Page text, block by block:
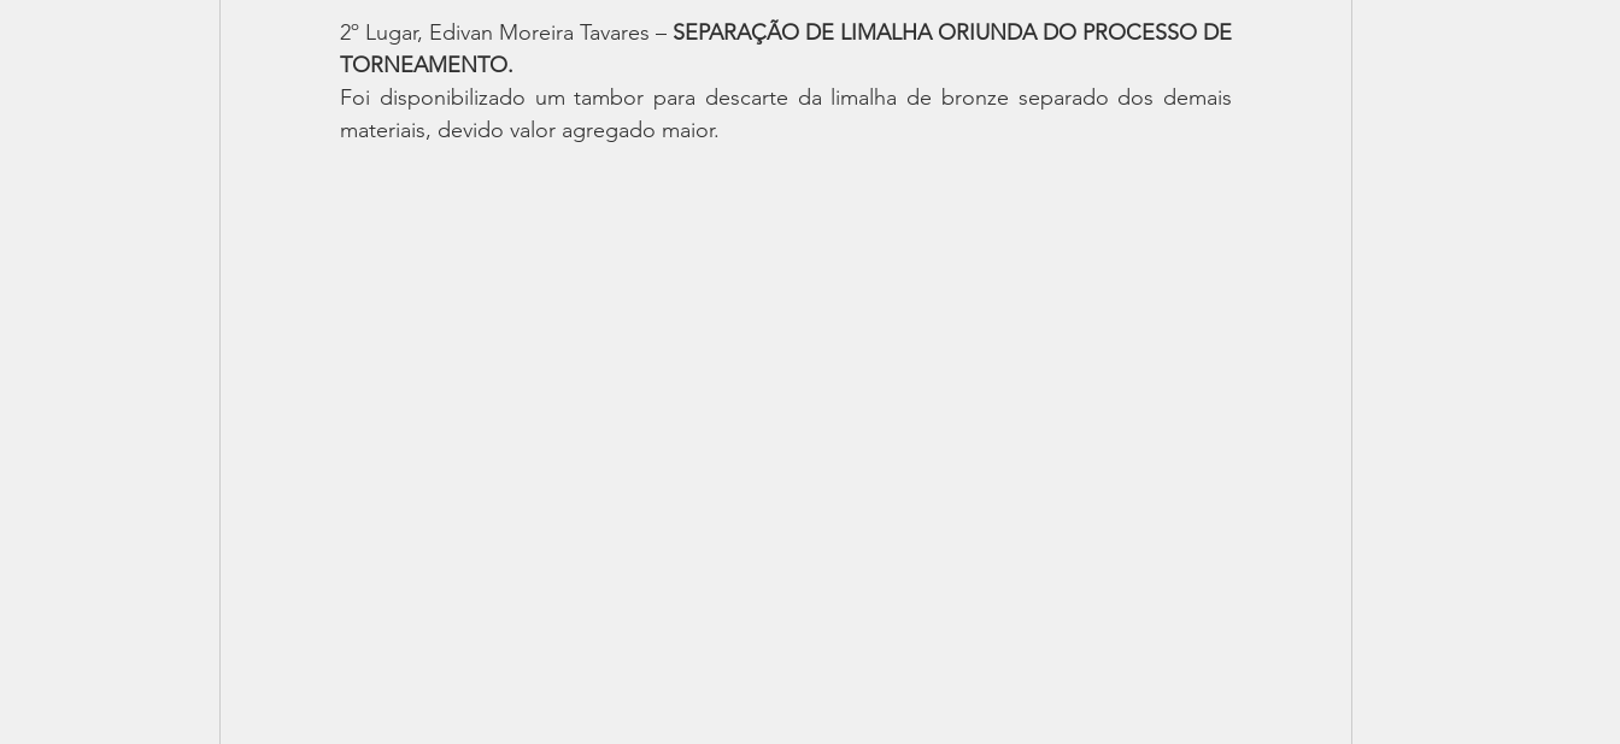
2º Lugar, Edivan Moreira Tavares – SEPARAÇÃO DE LIMALHA ORIUNDA DO PROCESSO DE
TORNEAMENTO.
Foi disponibilizado um tambor para descarte da limalha de bronze separado dos demais
materiais, devido valor agregado maior.